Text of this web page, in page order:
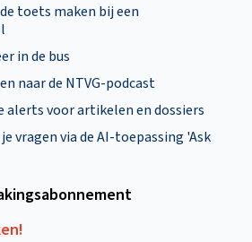
toets maken bij een
in de bus
naar de NTVG-podcast
alerts voor artikelen en dossiers
vragen via de AI-toepassing 'Ask